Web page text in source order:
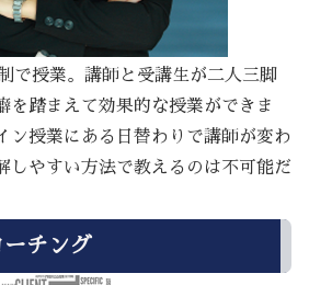
で授業。講師と受講生が二人三脚
を踏まえて効果的な授業ができま
ン授業にある日替わりで講師が変わ
しやすい方法で教えるのは不可能だ
チング